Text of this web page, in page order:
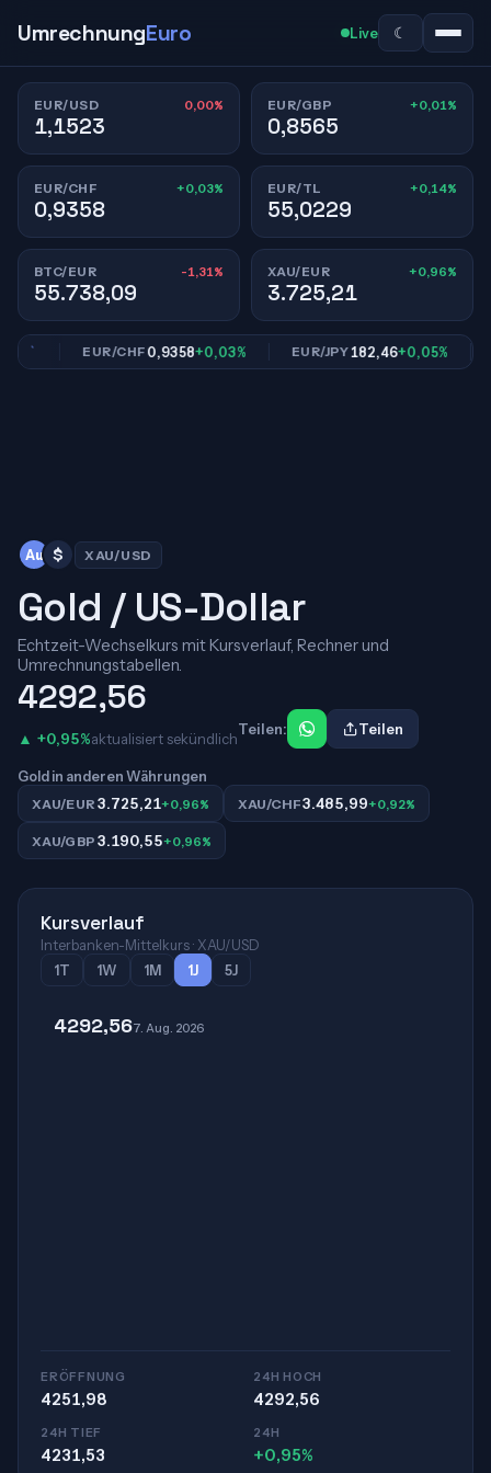
UmrechnungEuro Live ☾
EUR/USD 0,00%
1,1523
EUR/GBP +0,01%
0,8565
EUR/CHF +0,03%
0,9358
EUR/TL +0,14%
55,0229
BTC/EUR -1,31%
55.738,09
XAU/EUR +0,96%
3.725,21
EUR/CHF0,9358+0,03% EUR/JPY182,46+0,05%
Au $ XAU/USD
Gold / US-Dollar
Echtzeit-Wechselkurs mit Kursverlauf, Rechner und
Umrechnungstabellen.
4292,56
▲ +0,95%aktualisiert sekündlich
Teilen: Teilen
Gold in anderen Währungen
XAU/EUR 3.725,21+0,96% XAU/CHF3.485,99+0,92%
XAU/GBP 3.190,55+0,96%
Kursverlauf
Interbanken-Mittelkurs · XAU/USD
1T
1W 1M 1J 5J
4292,567. Aug. 2026
ERÖFFNUNG
4251,98
24H HOCH
4292,56
24H TIEF
4231,53
24H
+0,95%